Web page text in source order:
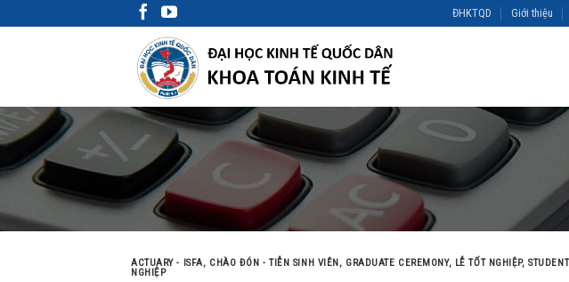
to
ĐHKTQD Giới thiệu
ACTUARY - ISFA, CHÀO ĐÓN - TIỄN SINH VIÊN, GRADUATE CEREMONY, LỄ TỐT NGHIỆP,
NGHIỆP